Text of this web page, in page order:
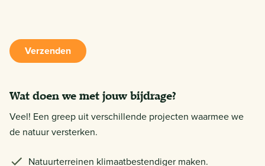
Verzenden
Wat doen we met jouw bijdrage?
Veel! Een greep uit verschillende projecten waarmee we
de natuur versterken.
Natuurterreinen klimaatbestendiger maken.